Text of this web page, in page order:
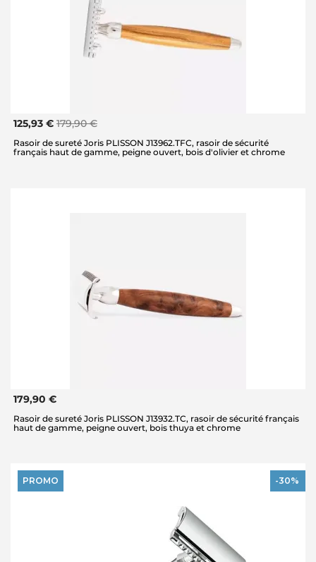
125,93 € 179,90 €
Rasoir de sureté Joris PLISSON J13962.TFC, rasoir de sécurité
français haut de gamme, peigne ouvert, bois d'olivier et chrome
179,90 €
Rasoir de sureté Joris PLISSON J13932.TC, rasoir de sécurité français
haut de gamme, peigne ouvert, bois thuya et chrome
PROMO -30%